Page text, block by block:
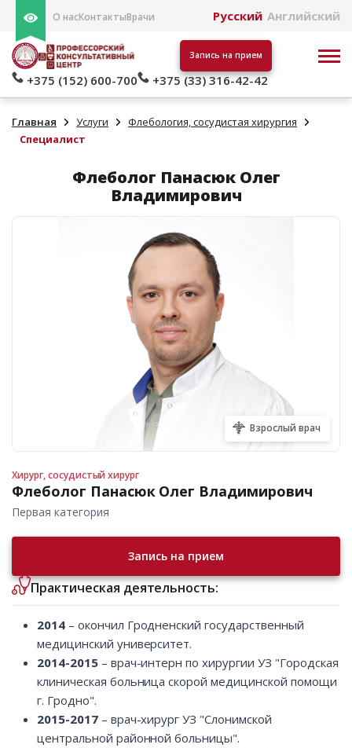
О насКонтактыВрачи Русский Английский
+375 (152) 600-700 +375 (33) 316-42-42
Запись на прием
Главная Услуги
Флебология, сосудистая хирургия
Специалист
Флеболог Панасюк Олег
Владимирович
Взрослый врач
Хирург, сосудистый хирург
Флеболог Панасюк Олег Владимирович
Первая категория
Запись на прием
Практическая деятельность:
2014– окончил Гродненский государственный
медицинский университет.
2014-2015– врач-интерн по хирургии УЗ "Городская
клиническая больница скорой медицинской помощи
г. Гродно".
2015-2017– врач-хирург УЗ "Слонимской
центральной районной больницы".